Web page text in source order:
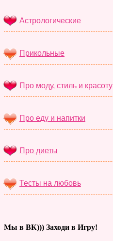
Астрологические
Прикольные
Про моду, стиль и красоту
Про еду и напитки
Про диеты
Тесты на любовь
Мы в ВК))) Заходи в Игру!